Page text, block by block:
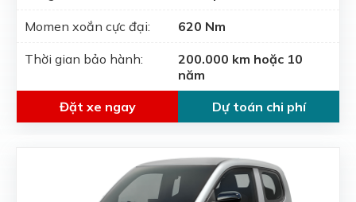
Momen xoắn cực đại: 620 Nm
Thời gian bảo hành:
200.000 km hoặc 10
năm
Đặt xe ngay
Dự toán chi phí